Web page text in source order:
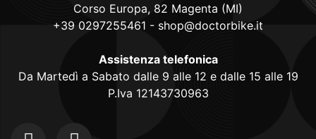
Corso Europa, 82 Magenta (MI)
+39 0297255461 - shop@doctorbike.it
Assistenza telefonica
Da Martedì a Sabato dalle 9 alle 12 e dalle 15 alle 19
P.Iva 12143730963